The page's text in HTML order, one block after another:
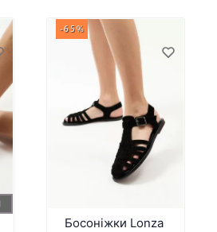
-65%
Босоніжки Lonza